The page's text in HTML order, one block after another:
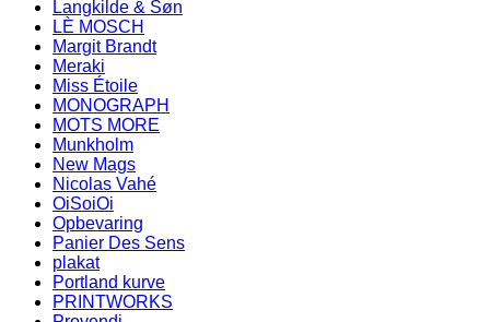
Langkilde & Søn
LÈ MOSCH
Margit Brandt
Meraki
Miss Étoile
MONOGRAPH
MOTS MORE
Munkholm
New Mags
Nicolas Vahé
OiSoiOi
Opbevaring
Panier Des Sens
plakat
Portland kurve
PRINTWORKS